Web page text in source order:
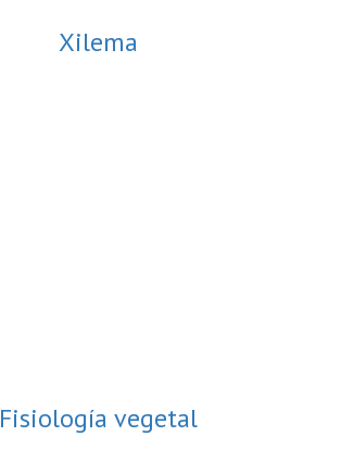
Xilema
Fisiología vegetal